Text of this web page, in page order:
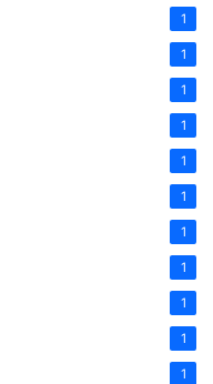
1
1
1
1
1
1
1
1
1
1
1